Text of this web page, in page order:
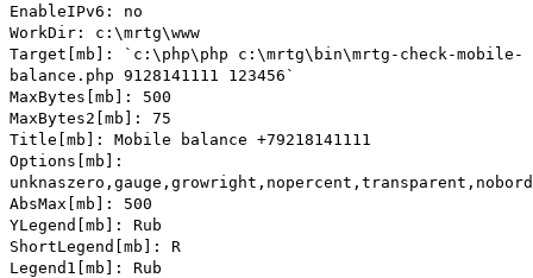
EnableIPv6: no
WorkDir: c:\mrtg\www
Target[mb]: `c:\php\php c:\mrtg\bin\mrtg-check-mobile-
balance.php 9128141111 123456`
MaxBytes[mb]: 500
MaxBytes2[mb]: 75
Title[mb]: Mobile balance +79218141111
Options[mb]:
AbsMax[mb]: 500
YLegend[mb]: Rub
ShortLegend[mb]: R
Legend1[mb]: Rub